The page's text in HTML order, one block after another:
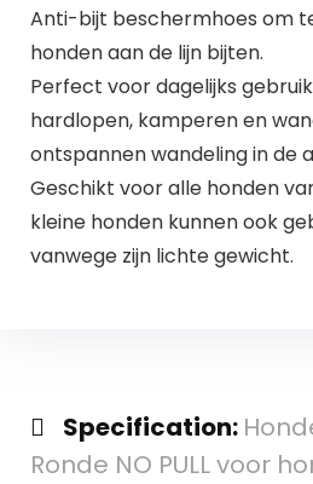
Anti-bijt beschermhoes om
honden aan de lijn bijten.
Perfect voor dagelijks
hardlopen, kamperen en
ontspannen wandeling in de
Geschikt voor alle honden
kleine honden kunnen ook
vanwege zijn lichte gewicht.
Specification:
Ronde NO PULL voor